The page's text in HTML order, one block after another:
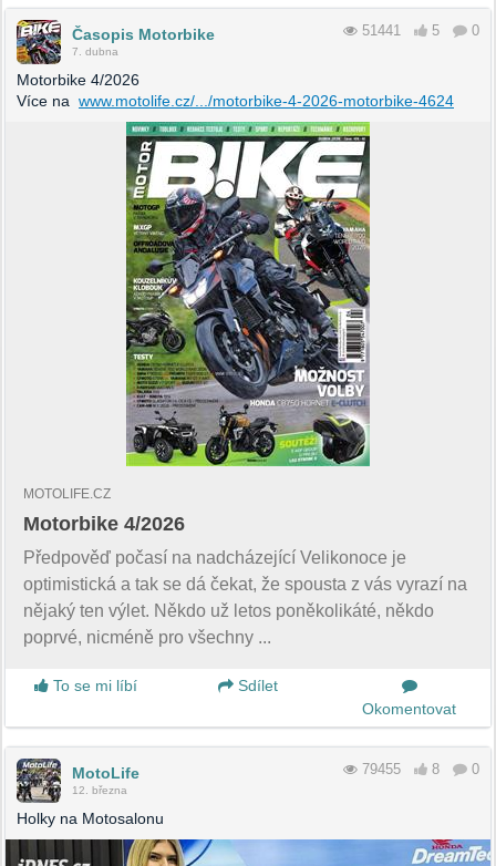
Časopis Motorbike
7. dubna
51441 5 0
Motorbike 4/2026
Více na www.motolife.cz/.../motorbike-4-2026-motorbike-4624
MOTOLIFE.CZ
Motorbike 4/2026
Předpověď počasí na nadcházející Velikonoce je
optimistická a tak se dá čekat, že spousta z vás vyrazí na
nějaký ten výlet. Někdo už letos poněkolikáté, někdo
poprvé, nicméně pro všechny ...
To se mi líbí
Sdílet
Okomentovat
MotoLife
12. března
79455 8 0
Holky na Motosalonu